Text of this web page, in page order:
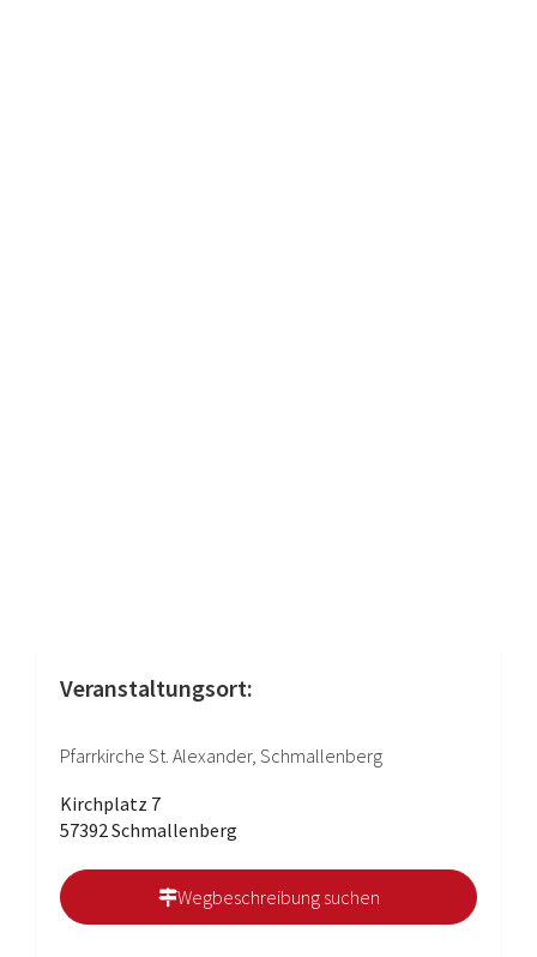
Veranstaltungsort:
Pfarrkirche St. Alexander, Schmallenberg
Kirchplatz 7
57392 Schmallenberg
Wegbeschreibung suchen